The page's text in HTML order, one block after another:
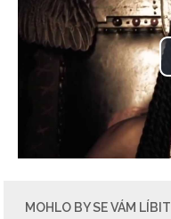
MOHLO BY SE VÁM LÍBIT